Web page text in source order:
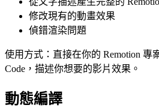
修改現有的動畫效果
偵錯渲染問題
使用方式：直接在你的 Remotion 專
Code，描述你想要的影片效果。
動態編譯